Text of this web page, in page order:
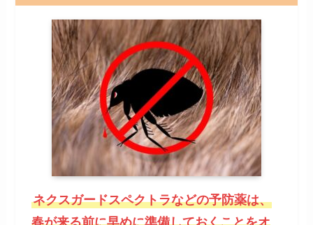
ネクスガードスペクトラなどの予防薬は、